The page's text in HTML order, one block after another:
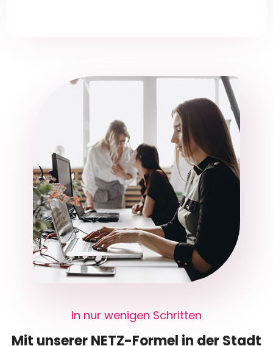
In nur wenigen Schritten
Mit unserer NETZ-Formel in der Stadt